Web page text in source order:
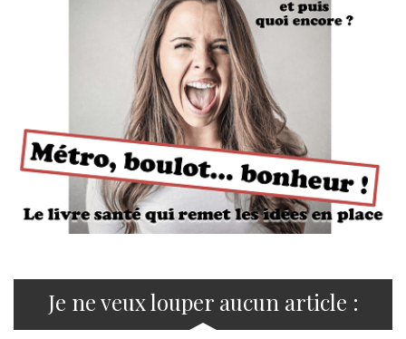
Je ne veux louper aucun article :